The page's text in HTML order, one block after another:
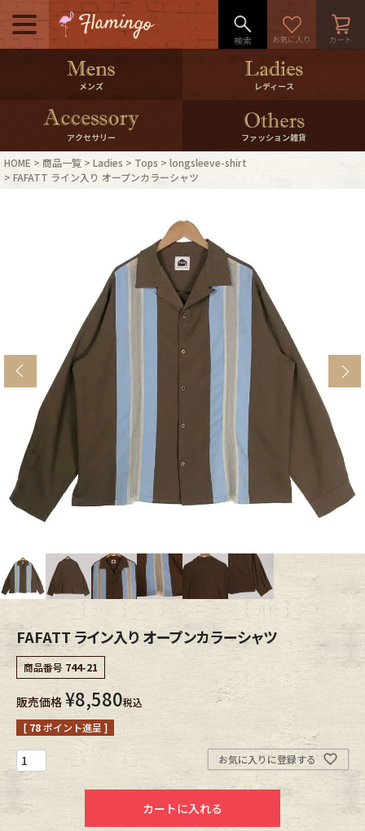
メニュー
500pt＆10％Offクーポンプレゼン
ト
10％0ffクーポンプレゼント
ログイン・会員登録
International Shipping
店舗紹介
ブランドから探す スタッフコーディネート
古着卸DOCK
メンズ商品カテゴリーから探す
Bottoms
レディース商品カテゴリーから探す
Tops Bottoms
Outer
Kidswear
小物・アクセサリーから探す
メンズ レディース
アクセサリー ファッション雑貨
HOME 商品一覧 Ladies Tops
longsleeve-shirt
FAFATT ライン入り オープンカラーシャツ
FAFATT ライン入り オープンカラーシャツ
商品番号 744-21
販売価格 ¥8,580税込
[ 78ポイント進呈 ]
お気に入りに登録する
カートに入れる